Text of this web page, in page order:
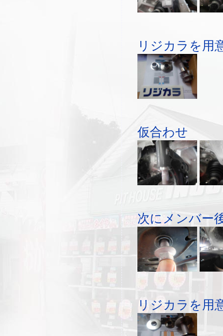
リジカラを用
仮合わせ
次にメンバー
リジカラを用